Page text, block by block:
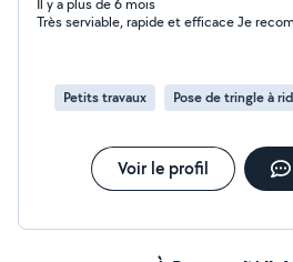
compétences sont
automatismes que je pratique
Il y a plus de 6 mois
Très serviable, rapide et
Petits travaux Pose de tringle à
Voir le profil